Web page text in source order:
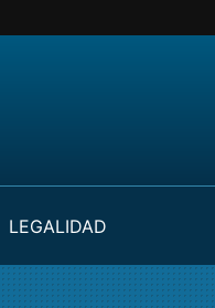
LEGALIDAD